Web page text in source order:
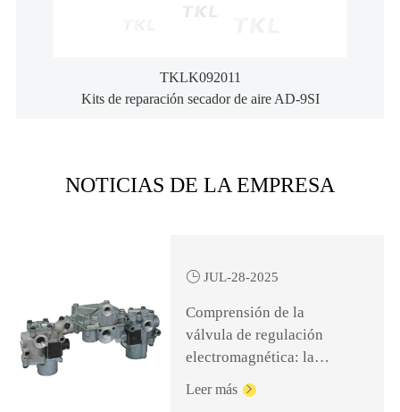
TKLK092011
Kits de reparación secador de aire AD-9SI
NOTICIAS DE LA EMPRESA
 JUL-28-2025
Comprensión de la
válvula de regulación
electromagnética: la
clave para un frenado
seguro y eficiente
Leer más 